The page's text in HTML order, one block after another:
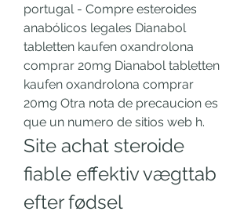
portugal - Compre esteroides
anabólicos legales Dianabol
tabletten kaufen oxandrolona
comprar 20mg Dianabol tabletten
kaufen oxandrolona comprar
20mg Otra nota de precaucion es
que un numero de sitios web h.
Site achat steroide
fiable effektiv vægttab
efter fødsel